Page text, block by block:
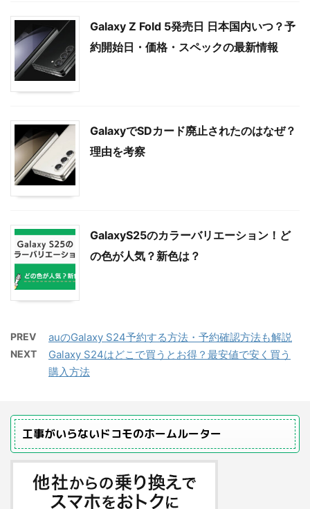
Galaxy Z Fold 5発売日 日本国内いつ？予
約開始日・価格・スペックの最新情報
GalaxyでSDカード廃止されたのはなぜ？
理由を考察
GalaxyS25のカラーバリエーション！ど
の色が人気？新色は？
PREV auのGalaxy S24予約する方法・予約確認方法も解説
NEXT
Galaxy S24はどこで買うとお得？最安値で安く買う
購入方法
工事がいらないドコモのホームルーター